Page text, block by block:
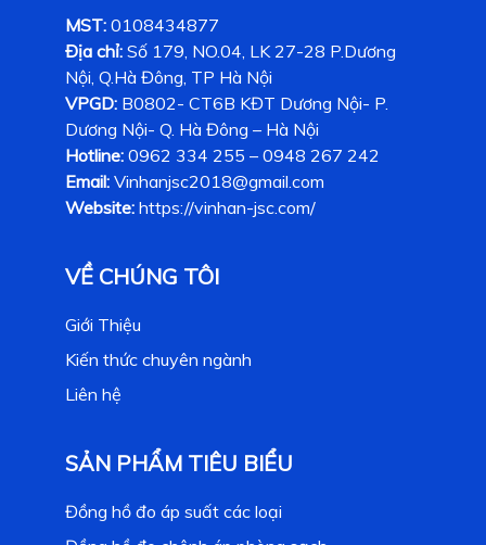
MST: 0108434877
Địa chỉ: Số 179, NO.04, LK 27-28 P.Dương
Nội, Q.Hà Đông, TP Hà Nội
VPGD: B0802- CT6B KĐT Dương Nội- P.
Dương Nội- Q. Hà Đông – Hà Nội
Hotline: 0962 334 255 – 0948 267 242
Email: Vinhanjsc2018@gmail.com
Website: https://vinhan-jsc.com/
VỀ CHÚNG TÔI
Giới Thiệu
Kiến thức chuyên ngành
Liên hệ
SẢN PHẨM TIÊU BIỂU
Đồng hồ đo áp suất các loại